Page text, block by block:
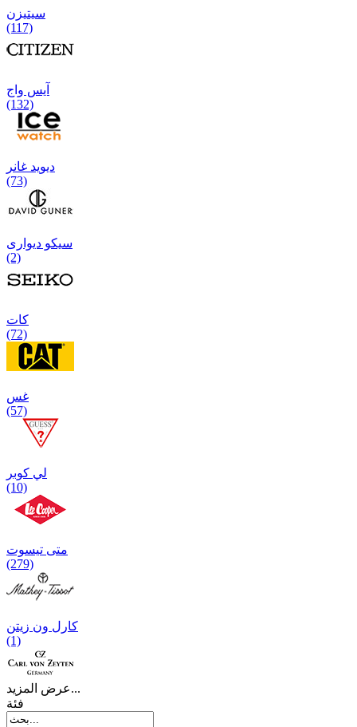
سیتیزن
(117)
آیس واج
(132)
دیوید غانر
(73)
سیکو دیواری
(2)
كات
(72)
غس
(57)
لي كوبر
(10)
متی تیسوت
(279)
کارل ون زیتن
(1)
عرض المزيد...
فئة